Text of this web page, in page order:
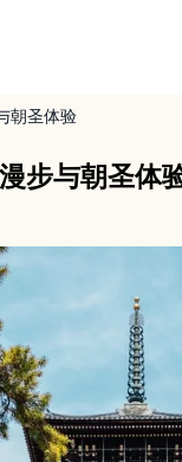
朝圣体验
步与朝圣体